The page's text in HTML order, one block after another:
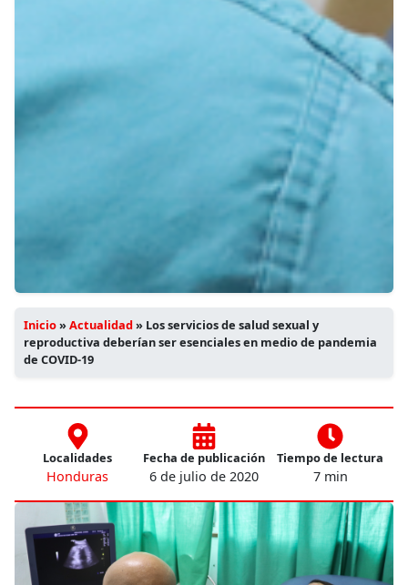
Inicio»Actualidad» Los servicios de salud sexual y
reproductiva deberían ser esenciales en medio de pandemia
de COVID-19
Localidades
Honduras
Fecha de publicación
6 de julio de 2020
Tiempo de lectura
7 min